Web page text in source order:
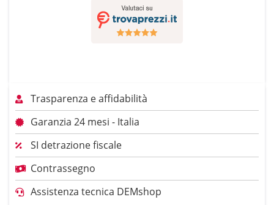
Trasparenza e affidabilità
Garanzia 24 mesi - Italia
SI detrazione fiscale
Contrassegno
Assistenza tecnica DEMshop